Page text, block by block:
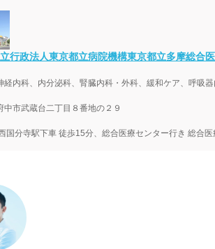
行政法人東京都立病院機構東京都立多摩総合
経内科、内分泌科、腎臓内科・外科、緩和ケア、呼吸
中市武蔵台二丁目８番地の２９
国分寺駅下車 徒歩15分、総合医療センター行き 総合